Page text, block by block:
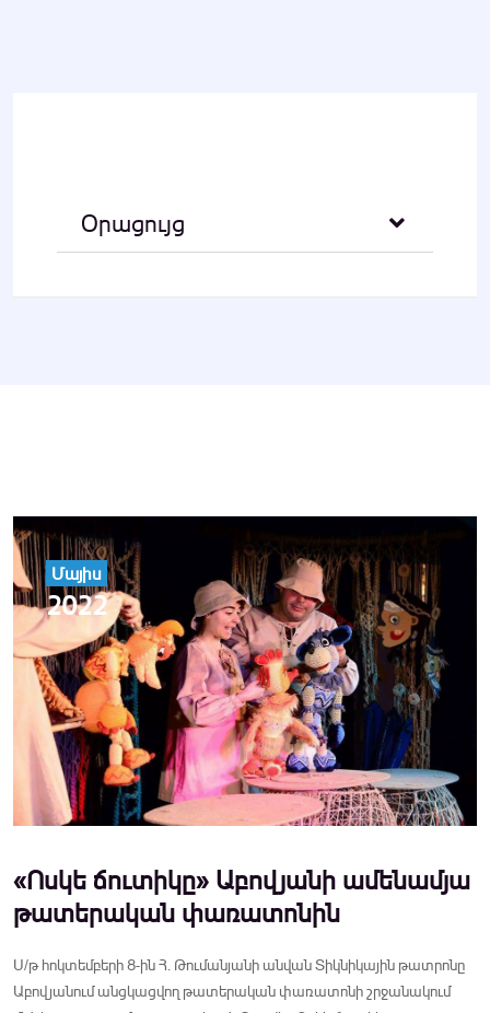
Մայիս
2022
«Ոսկե ճուտիկը» Աբովյանի ամենամյա
թատերական փառատոնին
Ս/թ հոկտեմբերի 8-ին Հ. Թումանյանի անվան Տիկնիկային թատրոնը
Աբովյանում անցկացվող թատերական փառատոնի շրջանակում